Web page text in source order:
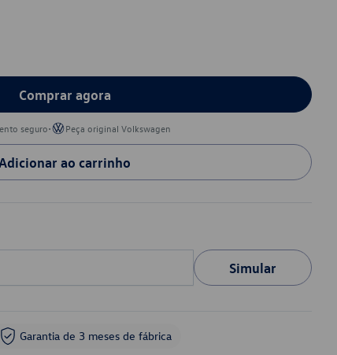
Comprar agora
seguro• Peça original Volkswagen
ao carrinho
Simular
Garantia de 3 meses de fábrica